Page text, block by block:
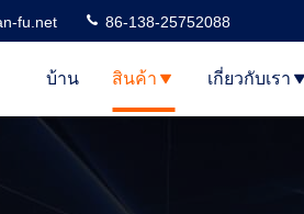
fu.net 86-138-25752088
บ้าน สินค้า เกี่ยวกับเรา